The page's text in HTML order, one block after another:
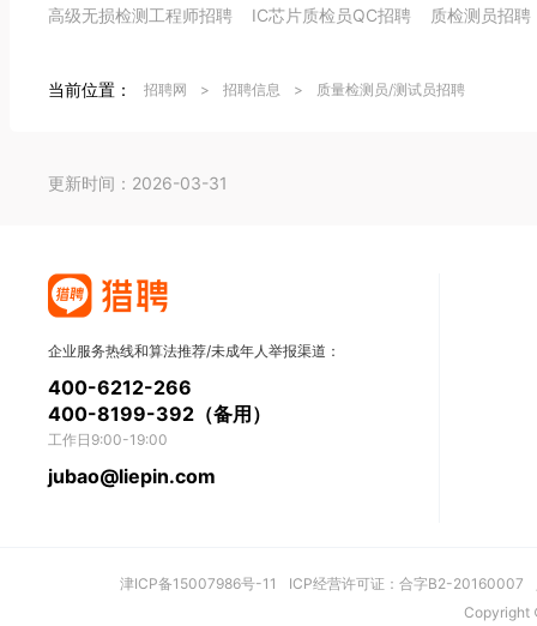
高级无损检测工程师招聘 IC芯片质检员QC招聘 质检测员招聘
当前位置： 招聘网 > 招聘信息 > 质量检测员/测试员招聘
更新时间：2026-03-31